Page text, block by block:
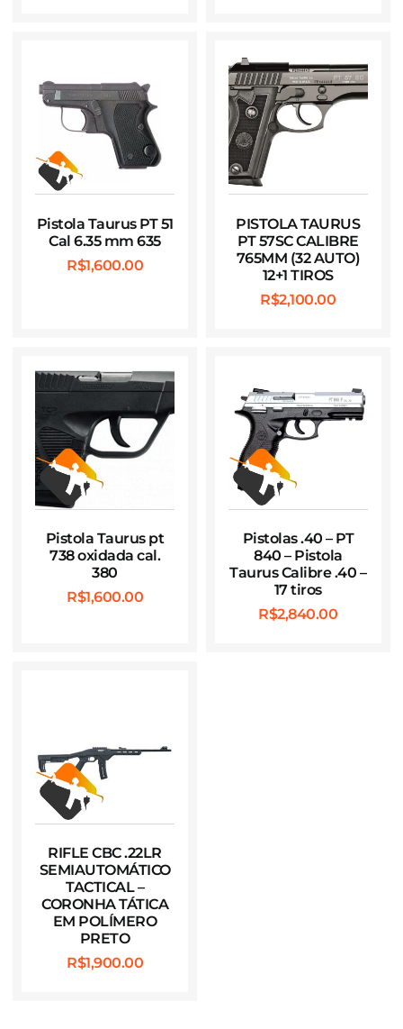
Pistola Taurus PT 51
Cal 6.35 mm 635
R$1,600.00
PISTOLA TAURUS
PT 57SC CALIBRE
765MM (32 AUTO)
12+1 TIROS
R$2,100.00
Pistola Taurus pt
738 oxidada cal.
380
R$1,600.00
Pistolas .40 – PT
840 – Pistola
Taurus Calibre .40 –
17 tiros
R$2,840.00
RIFLE CBC .22LR
SEMIAUTOMÁTICO
TACTICAL –
CORONHA TÁTICA
EM POLÍMERO
PRETO
R$1,900.00